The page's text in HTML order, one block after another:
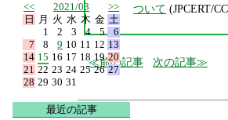
ついて (JPCERT/
前の記事 次の記事
<<
2021/03
>>
日
月 火 水 木 金 土
1
2 3 4 5
6
7
8 9 10 11 12 13
14 15 16 17 18 19 20
21 22 23 24 25 26 27
28 29 30 31
最近の記事